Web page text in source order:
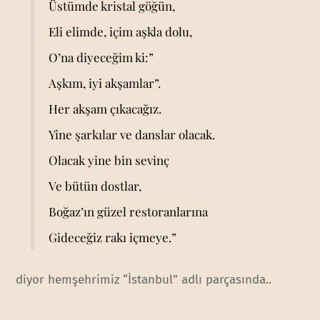
Üstümde kristal göğün,
Eli elimde, içim aşkla dolu,
O’na diyeceğim ki:”
Aşkım, iyi akşamlar”.
Her akşam çıkacağız.
Yine şarkılar ve danslar olacak.
Olacak yine bin sevinç
Ve bütün dostlar,
Boğaz’ın güzel restoranlarına
Gideceğiz rakı içmeye.”
diyor hemşehrimiz “İstanbul” adlı parçasında..